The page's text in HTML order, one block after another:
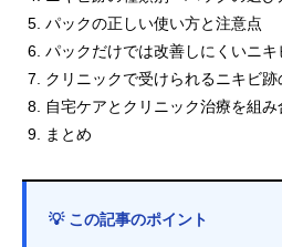
パックの正しい使い方と注意点
パックだけでは改善しにくいニキ
クリニックで受けられるニキビ跡
自宅ケアとクリニック治療を組み
まとめ
💡 この記事のポイント